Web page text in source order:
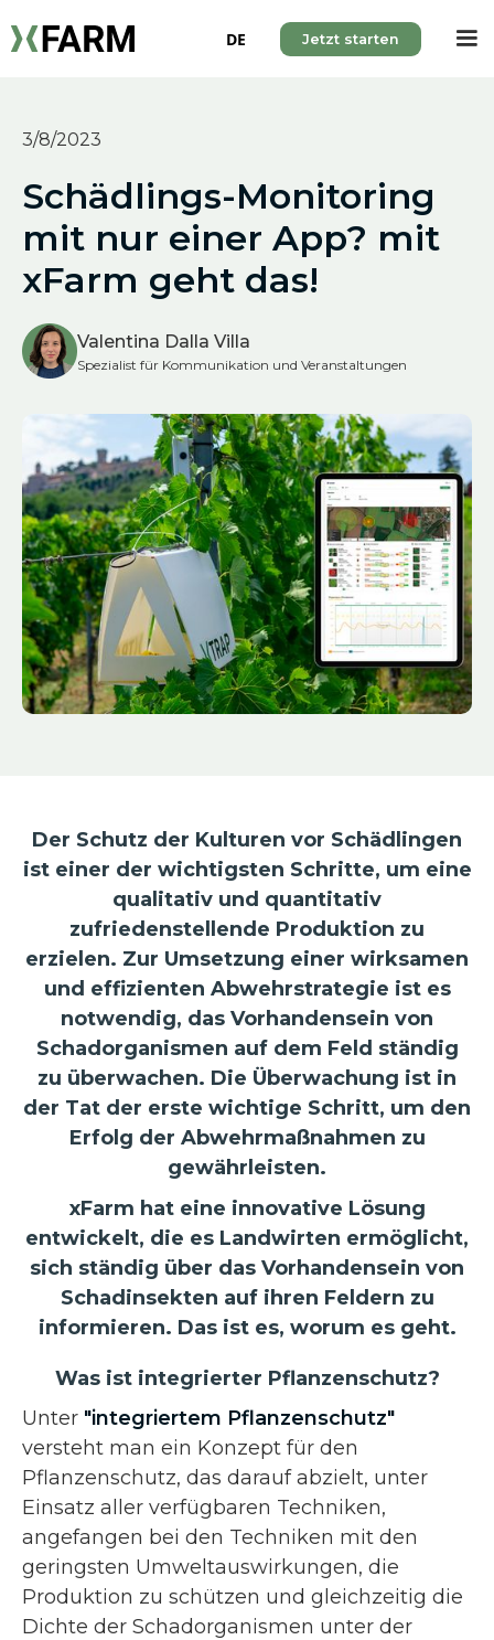
DE Jetzt starten
3/8/2023
Schädlings-Monitoring
mit nur einer App? mit
xFarm geht das!
Valentina Dalla Villa
Spezialist für Kommunikation und Veranstaltungen
Der Schutz der Kulturen vor Schädlingen
ist einer der wichtigsten Schritte, um eine
qualitativ und quantitativ
zufriedenstellende Produktion zu
erzielen. Zur Umsetzung einer wirksamen
und effizienten Abwehrstrategie ist es
notwendig, das Vorhandensein von
Schadorganismen auf dem Feld ständig
zu überwachen. Die Überwachung ist in
der Tat der erste wichtige Schritt, um den
Erfolg der Abwehrmaßnahmen zu
gewährleisten.
xFarm hat eine innovative Lösung
entwickelt, die es Landwirten ermöglicht,
sich ständig über das Vorhandensein von
Schadinsekten auf ihren Feldern zu
informieren. Das ist es, worum es geht.
Was ist integrierter Pflanzenschutz?
Unter "integriertem Pflanzenschutz"
versteht man ein Konzept für den
Pflanzenschutz, das darauf abzielt, unter
Einsatz aller verfügbaren Techniken,
angefangen bei den Techniken mit den
geringsten Umweltauswirkungen, die
Produktion zu schützen und gleichzeitig die
Dichte der Schadorganismen unter der